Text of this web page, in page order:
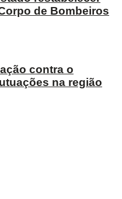
de Bombeiros
contra o
na região